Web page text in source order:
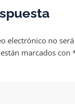
electrónico no
marcados con